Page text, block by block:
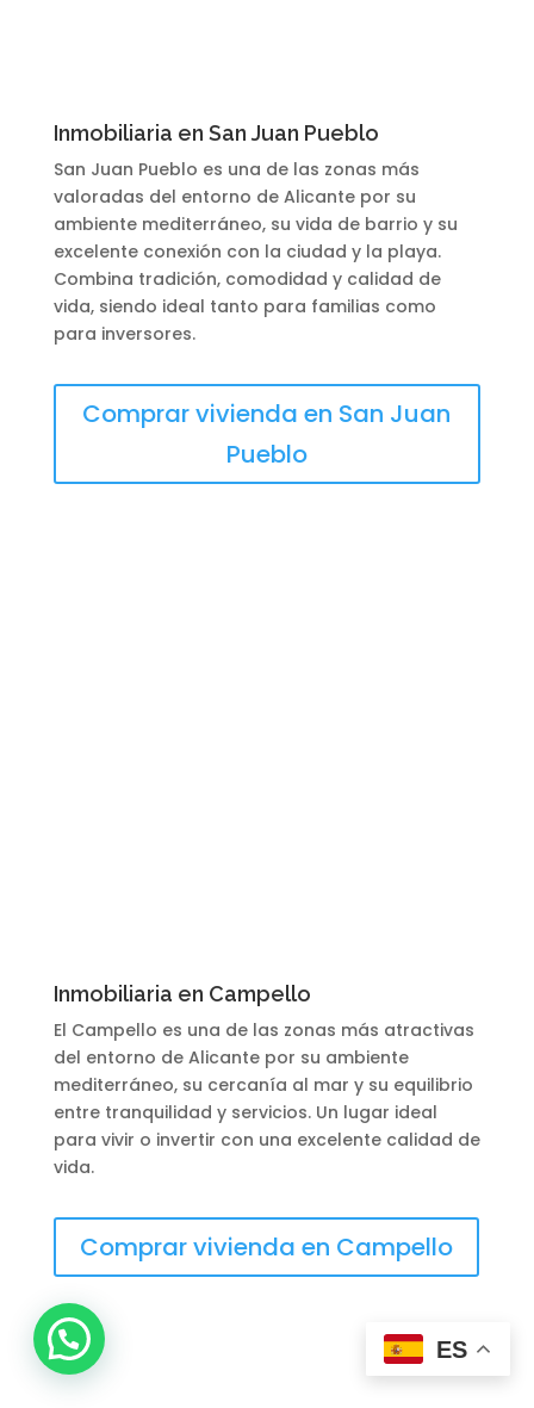
Inmobiliaria en San Juan Pueblo
San Juan Pueblo es una de las zonas más
valoradas del entorno de Alicante por su
ambiente mediterráneo, su vida de barrio y su
excelente conexión con la ciudad y la playa.
Combina tradición, comodidad y calidad de
vida, siendo ideal tanto para familias como
para inversores.
Comprar vivienda en San Juan
Pueblo
Inmobiliaria en Campello
El Campello es una de las zonas más atractivas
del entorno de Alicante por su ambiente
mediterráneo, su cercanía al mar y su equilibrio
entre tranquilidad y servicios. Un lugar ideal
para vivir o invertir con una excelente calidad de
vida.
Comprar vivienda en Campello
ES